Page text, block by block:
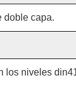
doble capa.
los niveles